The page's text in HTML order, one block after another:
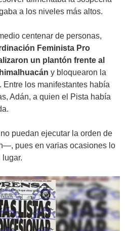
a los niveles más altos.
centenar de personas,
Feminista Pro
un plantón frente al
y bloquearon la
los manifestantes había
Adán, a quien el Pista había
puedan ejecutar la orden de
pues en varias ocasiones lo
lugar.